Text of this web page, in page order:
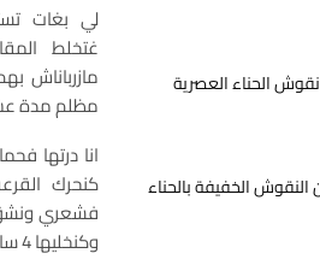
الحناء العصرية
الخفيفة بالحناء
لي بغات
غتخلط
مازرباناش
مظلم مدة
انا درتها
كنحرك
فشعري ونشق
وكنخليها 4 ساعات وكنغسل شعري عادي.